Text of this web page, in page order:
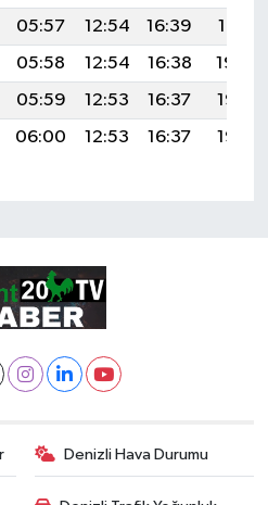
05:57 12:54 16:39
19:41
05:58 12:54 16:38
19:39
05:59 12:53 16:37
19:38
06:00 12:53 16:37 19:36
Denizli Hava Durumu